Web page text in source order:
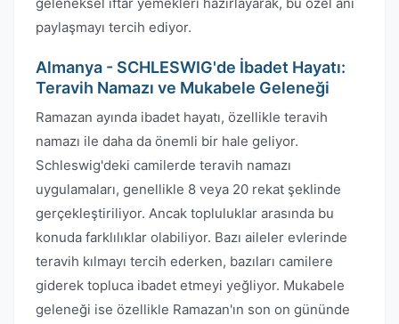
paylaşmayı tercih ediyor.
Almanya - SCHLESWIG'de İbadet Hayatı:
Teravih Namazı ve Mukabele Geleneği
Ramazan ayında ibadet hayatı, özellikle teravih
namazı ile daha da önemli bir hale geliyor.
Schleswig'deki camilerde teravih namazı
uygulamaları, genellikle 8 veya 20 rekat şeklinde
gerçekleştiriliyor. Ancak topluluklar arasında bu
konuda farklılıklar olabiliyor. Bazı aileler evlerinde
teravih kılmayı tercih ederken, bazıları camilere
giderek topluca ibadet etmeyi yeğliyor. Mukabele
geleneği ise özellikle Ramazan'ın son on gününde